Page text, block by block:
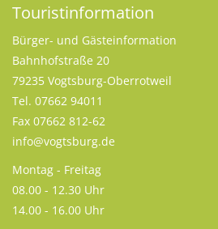
Touristinformation
Bürger- und Gästeinformation
Bahnhofstraße 20
79235 Vogtsburg-Oberrotweil
Tel. 07662 94011
Fax 07662 812-62
info@vogtsburg.de
Montag - Freitag
08.00 - 12.30 Uhr
14.00 - 16.00 Uhr